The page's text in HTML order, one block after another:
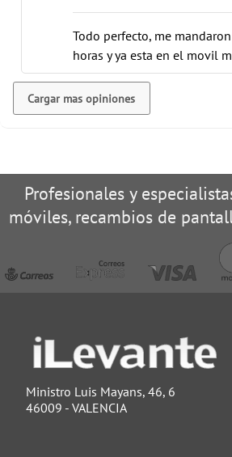
Todo perfecto, me
horas y ya esta en el movil
Cargar mas opiniones
Profesionales y
móviles, recambios de
Ministro Luis Mayans, 46, 6
46009 - VALENCIA